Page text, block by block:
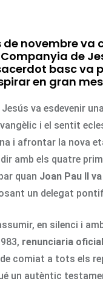
de novembre va
de
basc va
en gran
Jesús va esdevenir
i el sentit
i afrontar la nova
amb els quatre
quan Joan Pau II
un delegat
en silenci i
renunciaria
comiat a tots els
un autèntic